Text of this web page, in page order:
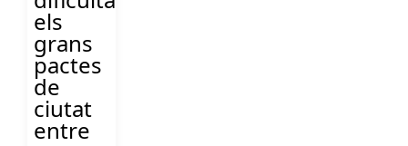
els
grans
pactes
de
ciutat
entre